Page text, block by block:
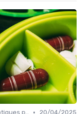
Probiotiques pour enfants et adultes •
20/04/2025